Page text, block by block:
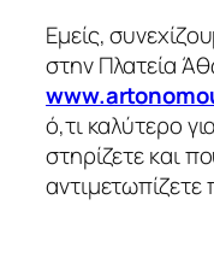
Εμείς,
στην Πλατεία
ό,τι καλύτερο
στηρίζετε και